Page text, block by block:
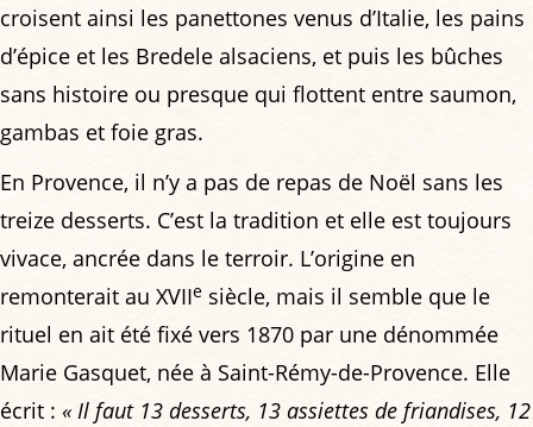
croisent ainsi les panettones venus d’Italie, les pains
d’épice et les Bredele alsaciens, et puis les bûches
sans histoire ou presque qui flottent entre saumon,
gambas et foie gras.
En Provence, il n’y a pas de repas de Noël sans les
treize desserts. C’est la tradition et elle est toujours
vivace, ancrée dans le terroir. L’origine en
remonterait au XVIIe siècle, mais il semble que le
rituel en ait été fixé vers 1870 par une dénommée
Marie Gasquet, née à Saint-Rémy-de-Provence. Elle
écrit : « Il faut 13 desserts, 13 assiettes de friandises, 12